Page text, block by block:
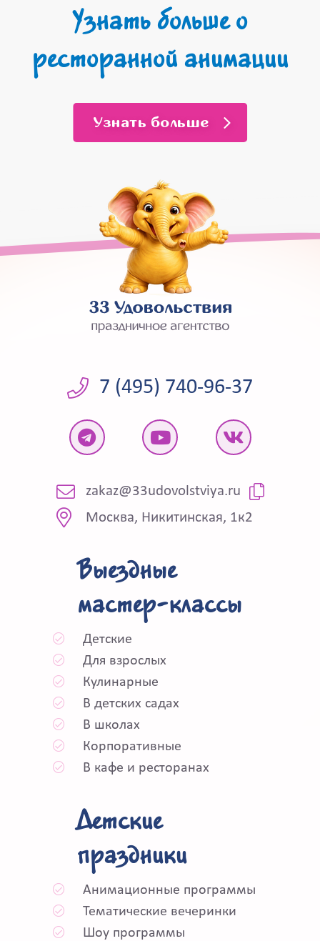
Узнать больше о
ресторанной анимации
Узнать больше
Детские
праздники
Анимационные программы
Тематические вечеринки
Шоу программы
7 (495) 740-96-37
zakaz@33udovolstviya.ru
Москва, Никитинская, 1к2
Выездные
мастер-классы
Детские
Для взрослых
Кулинарные
В детских садах
В школах
Корпоративные
В кафе и ресторанах